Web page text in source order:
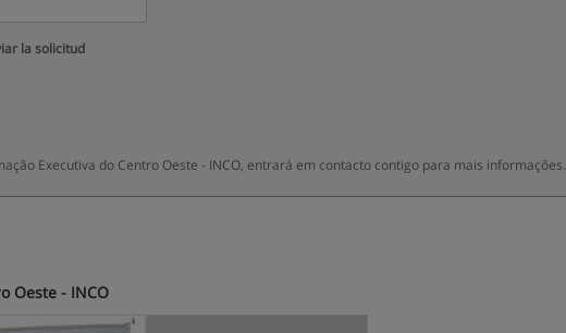
la solicitud
Executiva do Centro Oeste - INCO, entrará em contacto contigo para mais informações.
Oeste - INCO